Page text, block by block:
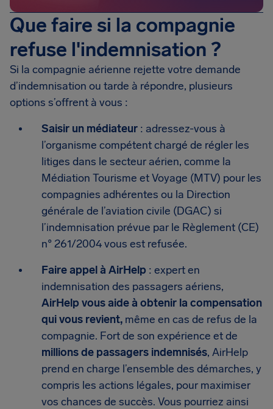
Que faire si la compagnie
refuse l'indemnisation ?
Si la compagnie aérienne rejette votre demande
d’indemnisation ou tarde à répondre, plusieurs
options s’offrent à vous :
Saisir un médiateur : adressez-vous à
l’organisme compétent chargé de régler les
litiges dans le secteur aérien, comme la
Médiation Tourisme et Voyage (MTV) pour les
compagnies adhérentes ou la Direction
générale de l’aviation civile (DGAC) si
l’indemnisation prévue par le Règlement (CE)
n° 261/2004 vous est refusée.
Faire appel à AirHelp : expert en
indemnisation des passagers aériens,
AirHelp vous aide à obtenir la compensation
qui vous revient, même en cas de refus de la
compagnie. Fort de son expérience et de
millions de passagers indemnisés, AirHelp
prend en charge l’ensemble des démarches, y
compris les actions légales, pour maximiser
vos chances de succès. Vous pourriez ainsi